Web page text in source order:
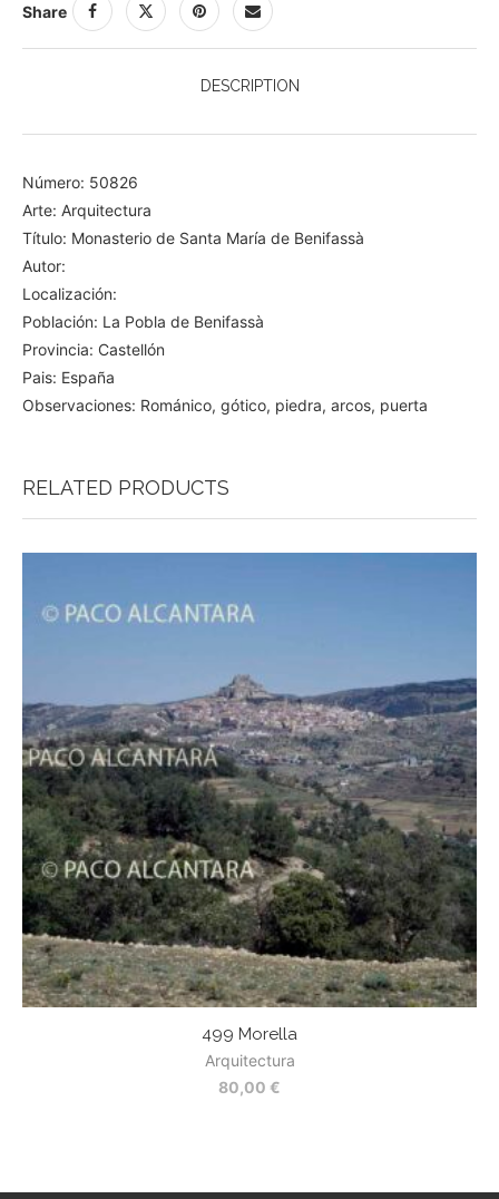
Share
DESCRIPTION
Número: 50826
Arte: Arquitectura
Título: Monasterio de Santa María de Benifassà
Autor:
Localización:
Población: La Pobla de Benifassà
Provincia: Castellón
Pais: España
Observaciones: Románico, gótico, piedra, arcos, puerta
RELATED PRODUCTS
499 Morella
Arquitectura
80,00 €